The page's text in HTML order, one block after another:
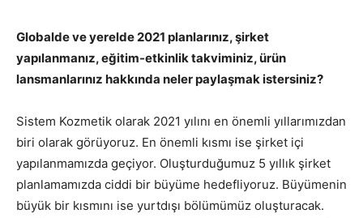
Globalde ve yerelde 2021 planlarınız, şirket
yapılanmanız, eğitim-etkinlik takviminiz, ürün
lansmanlarınız hakkında neler paylaşmak istersiniz?
Sistem Kozmetik olarak 2021 yılını en önemli yıllarımızdan
biri olarak görüyoruz. En önemli kısmı ise şirket içi
yapılanmamızda geçiyor. Oluşturduğumuz 5 yıllık şirket
planlamamızda ciddi bir büyüme hedefliyoruz. Büyümenin
büyük bir kısmını ise yurtdışı bölümümüz oluşturacak.